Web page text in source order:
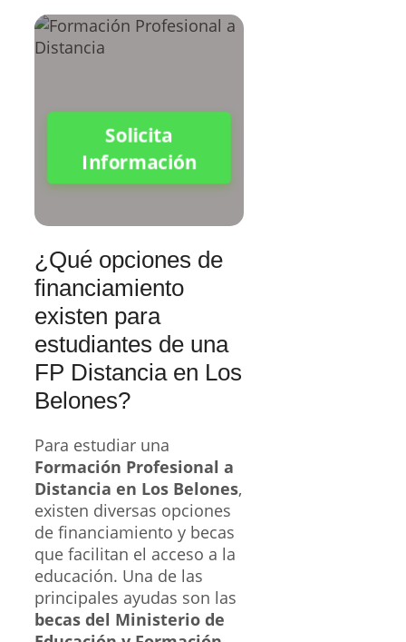
Solicita
Información
¿Qué opciones de
financiamiento
existen para
estudiantes de una
FP Distancia en Los
Belones?
Para estudiar una
Formación Profesional a
Distancia en Los Belones,
existen diversas opciones
de financiamiento y becas
que facilitan el acceso a la
educación. Una de las
principales ayudas son las
becas del Ministerio de